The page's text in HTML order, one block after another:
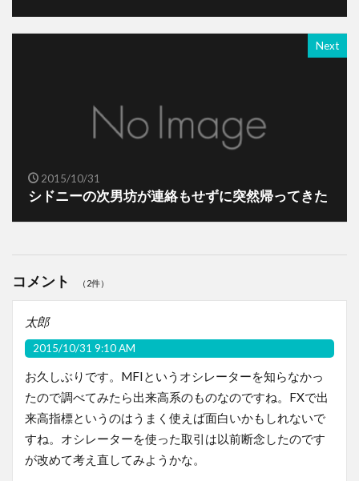
Next
2015/10/31
シドニーの次男坊が連絡もせずに突然帰ってきた
コメント （2件）
太郎
2015/10/31 9:10 AM
お久しぶりです。MFIというオシレーターを知らなかっ
たので調べてみたら出来高系のものなのですね。FXで出
来高指標というのはうまく使えば面白いかもしれないで
すね。オシレーターを使った取引は以前断念したのです
が改めて考え直してみようかな。